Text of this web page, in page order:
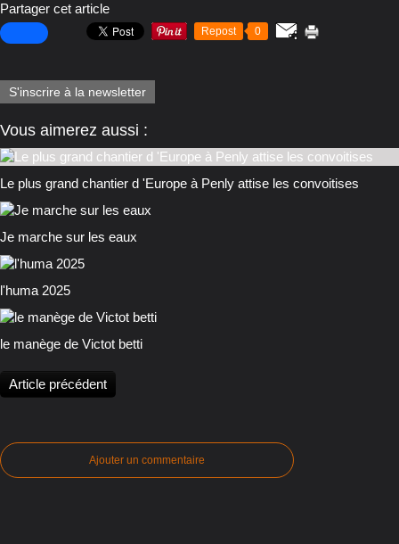
Partager cet article
Repost 0
S'inscrire à la newsletter
Vous aimerez aussi :
Le plus grand chantier d 'Europe à Penly attise les convoitises
Je marche sur les eaux
l'huma 2025
le manège de Victot betti
Article précédent
Ajouter un commentaire